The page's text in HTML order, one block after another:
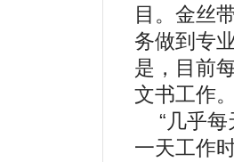
目。金丝
务做到专
是，目前
文书工作
“几乎
一天工作